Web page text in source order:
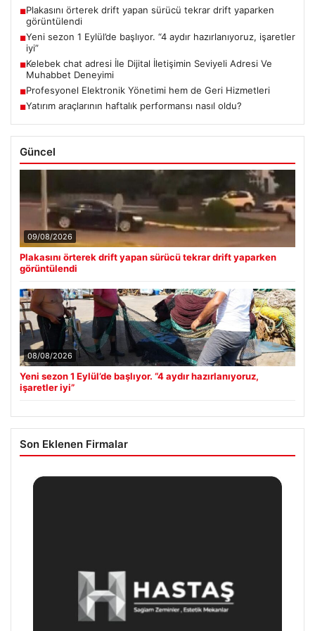
■Plakasını örterek drift yapan sürücü tekrar drift yaparken
görüntülendi
■Yeni sezon 1 Eylül’de başlıyor. “4 aydır hazırlanıyoruz, işaretler
iyi”
■Kelebek chat adresi İle Dijital İletişimin Seviyeli Adresi Ve
Muhabbet Deneyimi
■Profesyonel Elektronik Yönetimi hem de Geri Hizmetleri
■Yatırım araçlarının haftalık performansı nasıl oldu?
Güncel
09/08/2026
Plakasını örterek drift yapan sürücü tekrar drift yaparken
görüntülendi
08/08/2026
Yeni sezon 1 Eylül’de başlıyor. “4 aydır hazırlanıyoruz,
işaretler iyi”
Son Eklenen Firmalar